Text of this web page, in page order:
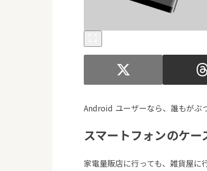
Android ユーザーなら、誰もがぶ
スマートフォンのケー
家電量販店に行っても、雑貨屋